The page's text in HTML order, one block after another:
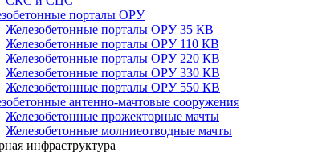
порталы ОРУ
Железобетонные порталы ОРУ 35 КВ
Железобетонные порталы ОРУ 110 КВ
Железобетонные порталы ОРУ 220 КВ
Железобетонные порталы ОРУ 330 КВ
Железобетонные порталы ОРУ 550 КВ
антенно-мачтовые сооружения
Железобетонные прожекторные мачты
Железобетонные молниеотводные мачты